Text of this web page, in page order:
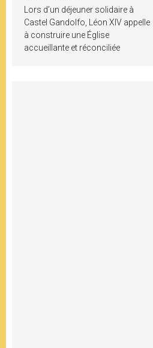
Lors d’un déjeuner solidaire à
Castel Gandolfo, Léon XIV appelle
à construire une Église
accueillante et réconciliée